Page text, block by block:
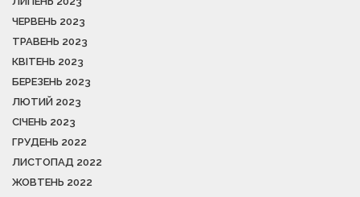
ЧЕРВЕНЬ 2023
ТРАВЕНЬ 2023
КВІТЕНЬ 2023
БЕРЕЗЕНЬ 2023
ЛЮТИЙ 2023
СІЧЕНЬ 2023
ГРУДЕНЬ 2022
ЛИСТОПАД 2022
ЖОВТЕНЬ 2022